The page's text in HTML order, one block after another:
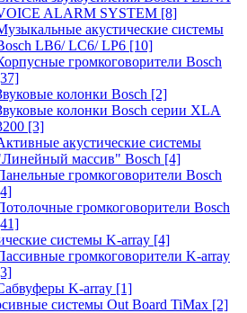
ALARM SYSTEM [8]
акустические системы
LB6/ LC6/ LP6 [10]
громкоговорители Bosch
колонки Bosch [2]
колонки Bosch серии XLA
[3]
акустические системы
массив" Bosch [4]
громкоговорители Bosch
громкоговорители Bosch
системы K-array [4]
громкоговорители K-array
K-array [1]
системы Out Board TiMax [2]